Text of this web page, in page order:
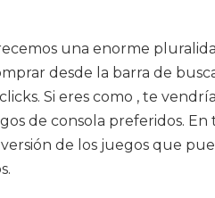
una enorme
desde la barra de
Si eres como , te
de consola preferidos.
de los juegos que